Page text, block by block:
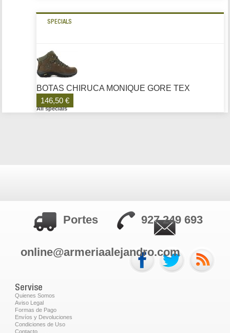
SPECIALS
BOTAS CHIRUCA MONIQUE GORE TEX
146,50 €
All specials
Portes 927 249 693
online@armeriaalejandro.com
Servise
Quienes Somos
Aviso Legal
Formas de Pago
Envíos y Devoluciones
Condiciones de Uso
Contacto